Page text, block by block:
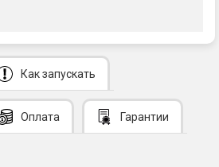
Как запускать
Оплата Гарантии